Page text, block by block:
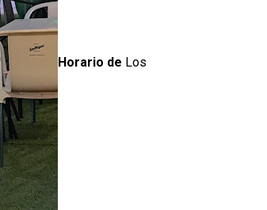
Horario de Los